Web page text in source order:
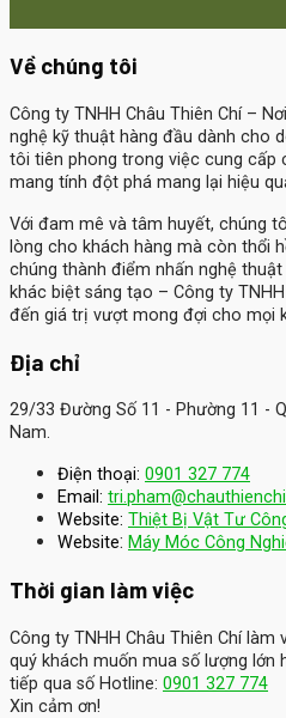
Về chúng tôi
Công ty TNHH Châu Thiên Chí–
nghệ kỹ thuật hàng đầu dành cho
tôi tiên phong trong việc cung cấp
mang tính đột phá mang lại hiệu
Với đam mê và tâm huyết, chúng
lòng cho khách hàng mà còn thổi
chúng thành điểm nhấn nghệ
khác biệt sáng tạo – Công ty
đến giá trị vượt mong đợi cho mọi
Địa chỉ
29/33 Đường Số 11 - Phường 11 -
Nam.
Điện thoại: 0901 327 774
Email:
Website: Thiệt Bị Vật Tư
Website: Máy Móc Công
Thời gian làm việc
Công ty TNHH Châu Thiên Chí làm
quý khách muốn mua số lượng
tiếp qua số Hotline: 0901 327 774
Xin cảm ơn!